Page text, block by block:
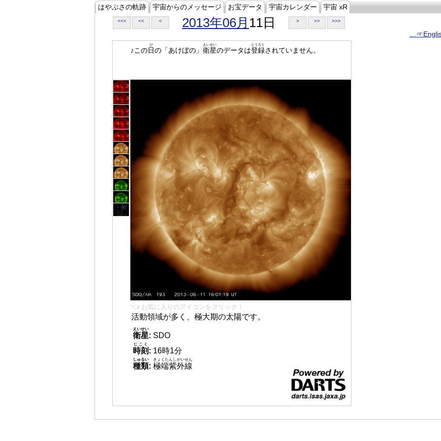
はやぶさの軌跡 宇宙からのメッセージ お宝データ 宇宙カレンダー 宇宙 xR
<<< << < 2013年06月 11日 > >> >>>
♪この日
ひ
の「あけぼの」 衛星
えいせい
のデータは登録
とうろく
されていません。
👈 お気に入りのアイコンをクリック！
活動領域が多く、極大期の太陽です。
衛星
えいせい
: SDO
時刻
じこく
: 16時1分
種類
しゅるい
: 極端紫外線
きょくたんしがいせん